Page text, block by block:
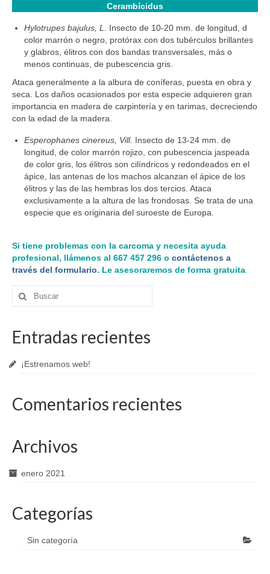
Cerambícidus
Hylotrupes bajulus, L. Insecto de 10-20 mm. de longitud, d
color marrón o negro, protórax con dos tubérculos brillantes
y glabros, élitros con dos bandas transversales, más o
menos continuas, de pubescencia gris.
Ataca generalmente a la albura de coníferas, puesta en obra y
seca. Los daños ocasionados por esta especie adquieren gran
importancia en madera de carpintería y en tarimas, decreciendo
con la edad de la madera.
Esperophanes cinereus, Vill. Insecto de 13-24 mm. de
longitud, de color marrón rojizo, con pubescencia jaspeada
de color gris, los élitros son cilíndricos y redondeados en el
ápice, las antenas de los machos alcanzan el ápice de los
élitros y las de las hembras los dos tercios. Ataca
exclusivamente a la altura de las frondosas. Se trata de una
especie que es originaria del suroeste de Europa.
Si tiene problemas con la carcoma y necesita ayuda
profesional, llámenos al 667 457 296 o contáctenos a
través del formulario. Le asesoraremos de forma gratuita.
Buscar
por:
Entradas recientes
¡Estrenamos web!
Comentarios recientes
Archivos
enero 2021
Categorías
Sin categoría